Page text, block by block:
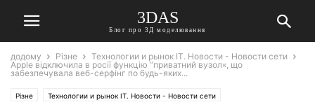
3DAS
Блог про 3Д моделювання
додому Різне
Технологии и рынок IT. Новости - Новости сети
Apple відключила в росії функцію “приватний вузол«, що
забезпечувала веб-серфінг по будь-яких...
Різне Технологии и рынок IT. Новости - Новости сети